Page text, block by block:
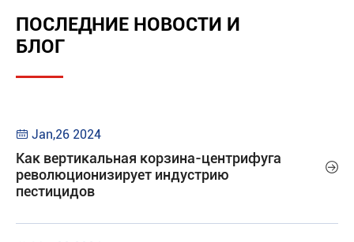
ПОСЛЕДНИЕ НОВОСТИ И
БЛОГ
 Jan,26 2024
Как вертикальная корзина-центрифуга
революционизирует индустрию
пестицидов
